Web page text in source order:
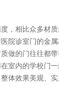
，相比众多材
院诊室门的金
做的门往往都带
室内的学校门
体效果美观、